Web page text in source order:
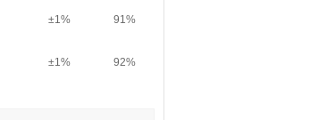
±1% 91%
±1% 92%